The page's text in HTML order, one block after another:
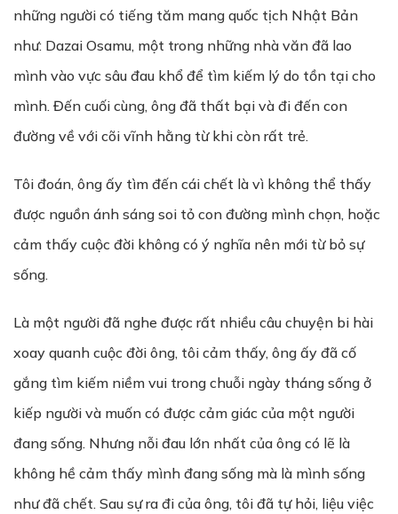
những người có tiếng tăm mang quốc tịch Nhật Bản
như: Dazai Osamu, một trong những nhà văn đã lao
mình vào vực sâu đau khổ để tìm kiếm lý do tồn tại cho
mình. Đến cuối cùng, ông đã thất bại và đi đến con
đường về với cõi vĩnh hằng từ khi còn rất trẻ.
Tôi đoán, ông ấy tìm đến cái chết là vì không thể thấy
được nguồn ánh sáng soi tỏ con đường mình chọn, hoặc
cảm thấy cuộc đời không có ý nghĩa nên mới từ bỏ sự
sống.
Là một người đã nghe được rất nhiều câu chuyện bi hài
xoay quanh cuộc đời ông, tôi cảm thấy, ông ấy đã cố
gắng tìm kiếm niềm vui trong chuỗi ngày tháng sống ở
kiếp người và muốn có được cảm giác của một người
đang sống. Nhưng nỗi đau lớn nhất của ông có lẽ là
không hề cảm thấy mình đang sống mà là mình sống
như đã chết. Sau sự ra đi của ông, tôi đã tự hỏi, liệu việc